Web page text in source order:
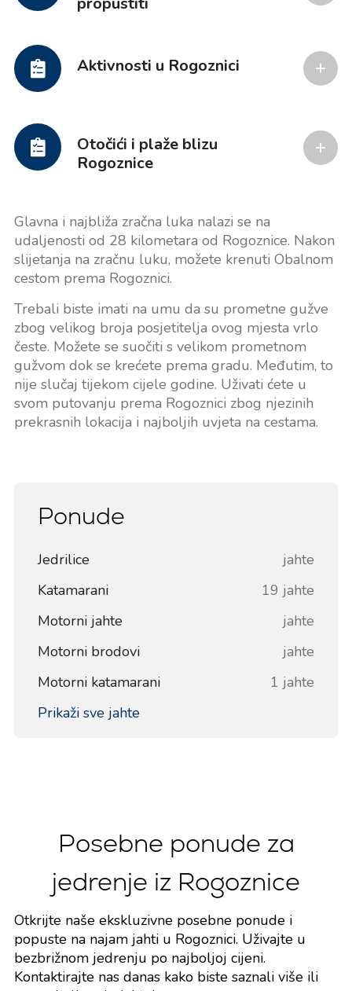
Aktivnosti u Rogoznici
Otočići i plaže blizu
Rogoznice
Glavna i najbliža zračna luka nalazi se na
udaljenosti od 28 kilometara od Rogoznice. Nakon
slijetanja na zračnu luku, možete krenuti Obalnom
cestom prema Rogoznici.
Trebali biste imati na umu da su prometne gužve
zbog velikog broja posjetitelja ovog mjesta vrlo
česte. Možete se suočiti s velikom prometnom
gužvom dok se krećete prema gradu. Međutim, to
nije slučaj tijekom cijele godine. Uživati ćete u
svom putovanju prema Rogoznici zbog njezinih
prekrasnih lokacija i najboljih uvjeta na cestama.
Ponude
Jedrilice
jahte
Katamarani
19 jahte
Motorni jahte
jahte
Motorni brodovi
jahte
Motorni katamarani
1 jahte
Prikaži sve jahte
Posebne ponude za
jedrenje iz Rogoznice
Otkrijte naše ekskluzivne posebne ponude i
popuste na najam jahti u Rogoznici. Uživajte u
bezbrižnom jedrenju po najboljoj cijeni.
Kontaktirajte nas danas kako biste saznali više ili